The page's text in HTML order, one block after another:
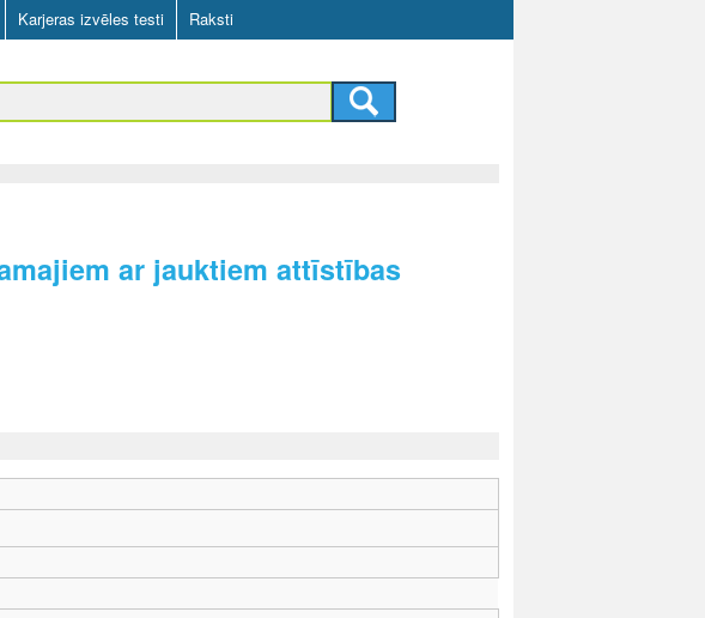
Karjeras izvēles testi Raksti
ar jauktiem attīstības